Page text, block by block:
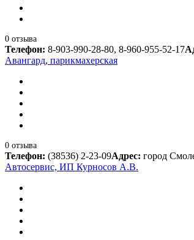
0 отзыва
Телефон: 8-903-990-28-80, 8-960-955-52-17
Авангард, парикмахерская
0 отзыва
Телефон: (38536) 2-23-09Адрес: город
Автосервис, ИП Курносов А.В.